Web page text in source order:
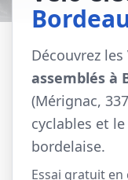
Concierge
Seminars
Hotel Services
Company Bikes
Découvrez les
assemblés à
(Mérignac,
cyclables et
bordelaise.
Essai gratuit